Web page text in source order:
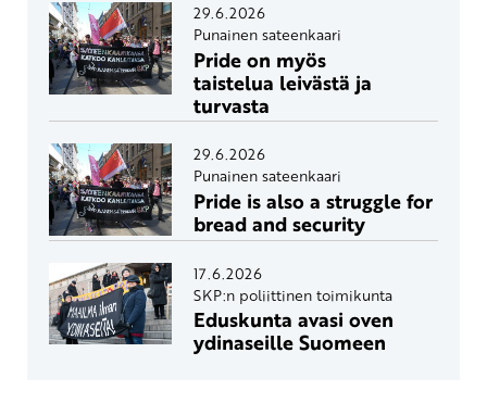
29.6.2026
Punainen sateenkaari
Pride on myös
taistelua leivästä ja
turvasta
29.6.2026
Punainen sateenkaari
Pride is also a struggle for
bread and security
17.6.2026
SKP:n poliittinen toimikunta
Eduskunta avasi oven
ydinaseille Suomeen